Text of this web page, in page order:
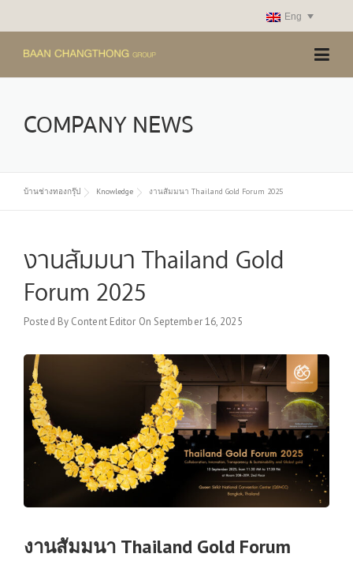
Eng
COMPANY NEWS
บ้านช่างทองกรุ๊ป Knowledge งานสัมมนา Thailand Gold Forum 2025
งานสัมมนา Thailand Gold
Forum 2025
Posted By Content Editor On September 16, 2025
งานสัมมนา Thailand Gold Forum